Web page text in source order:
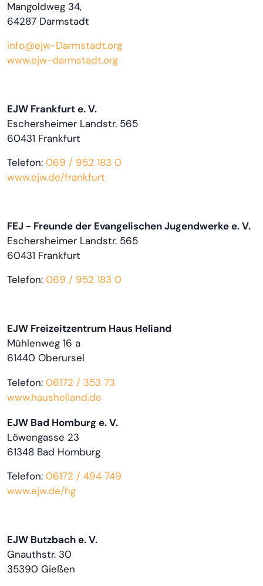
Mangoldweg 34,
64287 Darmstadt
info@ejw-Darmstadt.org
www.ejw-darmstadt.org
EJW Frankfurt e. V.
Eschersheimer Landstr. 565
60431 Frankfurt
Telefon: 069 / 952 183 0
www.ejw.de/frankfurt
FEJ - Freunde der Evangelischen Jugendwerke e. V.
Eschersheimer Landstr. 565
60431 Frankfurt
Telefon: 069 / 952 183 0
EJW Freizeitzentrum Haus Heliand
Mühlenweg 16 a
61440 Oberursel
Telefon: 06172 / 353 73
www.hausheliand.de
EJW Bad Homburg e. V.
Löwengasse 23
61348 Bad Homburg
Telefon: 06172 / 494 749
www.ejw.de/hg
EJW Butzbach e. V.
Gnauthstr. 30
35390 Gießen